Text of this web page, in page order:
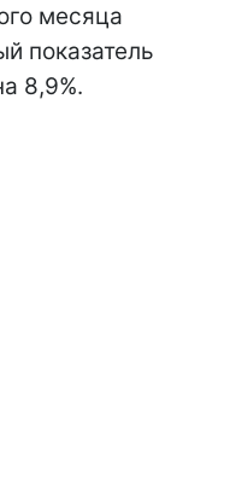
месяца
показатель
8,9%.